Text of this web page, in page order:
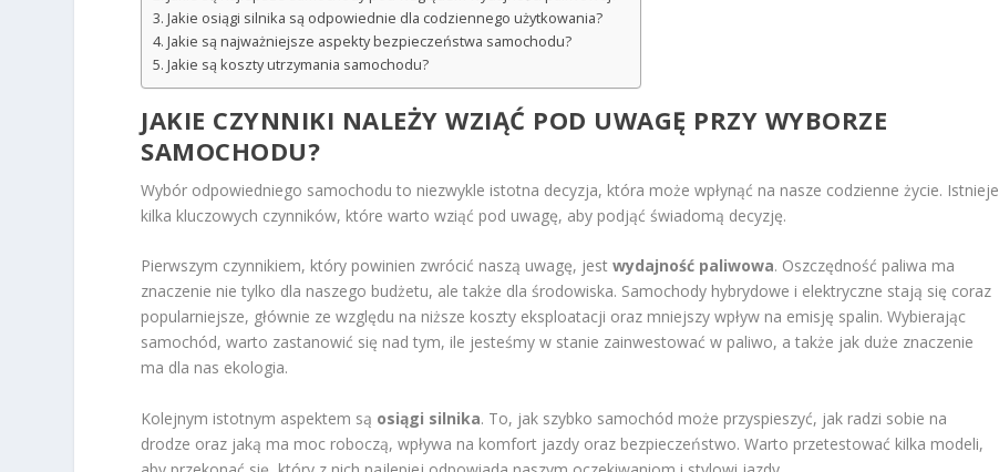
Jakie osiągi silnika są odpowiednie dla codziennego użytkowania?
Jakie są najważniejsze aspekty bezpieczeństwa samochodu?
Jakie są koszty utrzymania samochodu?
JAKIE CZYNNIKI NALEŻY WZIĄĆ POD UWAGĘ PRZY WYBORZE
SAMOCHODU?
Wybór odpowiedniego samochodu to niezwykle istotna decyzja, która może wpłynąć na nasze codzienne życie. Istnieje
kilka kluczowych czynników, które warto wziąć pod uwagę, aby podjąć świadomą decyzję.
Pierwszym czynnikiem, który powinien zwrócić naszą uwagę, jestwydajność paliwowa. Oszczędność paliwa ma
znaczenie nie tylko dla naszego budżetu, ale także dla środowiska. Samochody hybrydowe i elektryczne stają się coraz
popularniejsze, głównie ze względu na niższe koszty eksploatacji oraz mniejszy wpływ na emisję spalin. Wybierając
samochód, warto zastanowić się nad tym, ile jesteśmy w stanie zainwestować w paliwo, a także jak duże znaczenie
ma dla nas ekologia.
Kolejnym istotnym aspektem są osiągi silnika. To, jak szybko samochód może przyspieszyć, jak radzi sobie na
drodze oraz jaką ma moc roboczą, wpływa na komfort jazdy oraz bezpieczeństwo. Warto przetestować kilka modeli,